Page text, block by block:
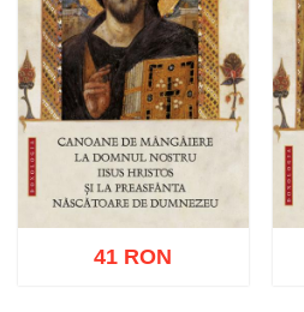
41 RON